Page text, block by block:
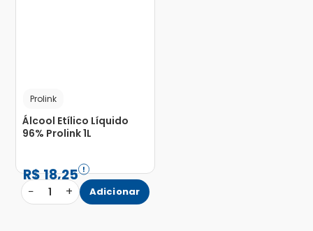
Prolink
Álcool Etílico Líquido
96% Prolink 1L
R$18,25
− 1 + Adicionar